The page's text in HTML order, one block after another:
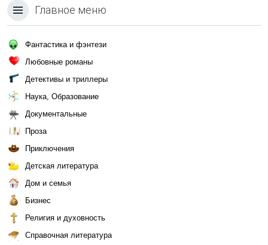
Главное меню
Фантастика и фэнтези
Любовные романы
Детективы и триллеры
Наука, Образование
Документальные
Проза
Приключения
Детская литература
Дом и семья
Бизнес
Религия и духовность
Справочная литература